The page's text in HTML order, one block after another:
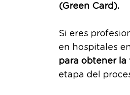
(Green Card).
Si eres
en hospitales
para obtener la
etapa del